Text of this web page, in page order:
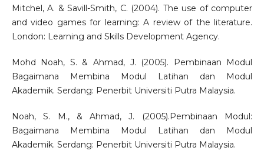
Mitchel, A. & Savill-Smith, C. (2004). The use of computer
and video games for learning: A review of the literature.
London: Learning and Skills Development Agency.
Mohd Noah, S. & Ahmad, J. (2005). Pembinaan Modul
Bagaimana Membina Modul Latihan dan Modul
Akademik. Serdang: Penerbit Universiti Putra Malaysia.
Noah, S. M., & Ahmad, J. (2005).Pembinaan Modul:
Bagaimana Membina Modul Latihan dan Modul
Akademik. Serdang: Penerbit Universiti Putra Malaysia.